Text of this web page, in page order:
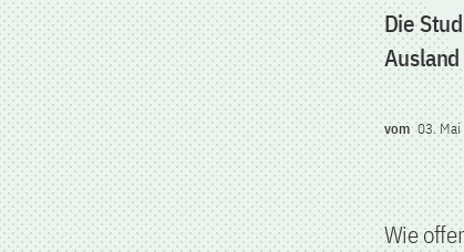
Die
vom 03.
Wie